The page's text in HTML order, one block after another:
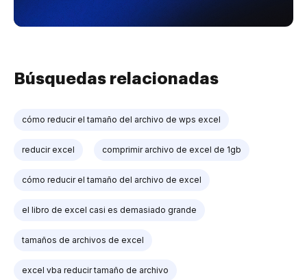
Búsquedas relacionadas
cómo reducir el tamaño del archivo de wps excel
reducir excel comprimir archivo de excel de 1gb
cómo reducir el tamaño del archivo de excel
el libro de excel casi es demasiado grande
tamaños de archivos de excel
excel vba reducir tamaño de archivo